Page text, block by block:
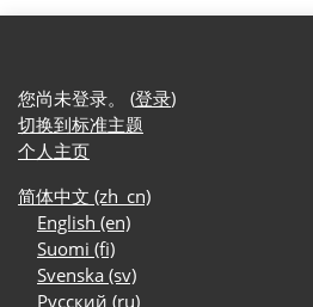
您尚未登录。 (登录)
切换到标准主题
个人主页
简体中文 ‎(zh_cn)‎
English ‎(en)‎
Suomi ‎(fi)‎
Svenska ‎(sv)‎
Русский ‎(ru)‎